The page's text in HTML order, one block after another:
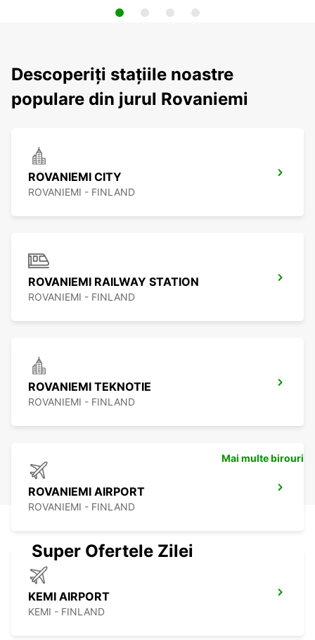
Descoperiți stațiile noastre
populare din jurul Rovaniemi
ROVANIEMI CITY
ROVANIEMI - FINLAND
ROVANIEMI RAILWAY STATION
ROVANIEMI - FINLAND
ROVANIEMI TEKNOTIE
ROVANIEMI - FINLAND
ROVANIEMI AIRPORT
ROVANIEMI - FINLAND
KEMI AIRPORT
KEMI - FINLAND
Mai multe birouri
Super Ofertele Zilei